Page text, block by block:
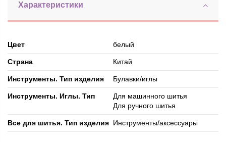
Характеристики
Цвет белый
Страна Китай
Инструменты. Тип изделия Булавки/иглы
Инструменты. Иглы. Тип
Для машинного шитья
Для ручного шитья
Все для шитья. Тип изделия Инструменты/аксессуары